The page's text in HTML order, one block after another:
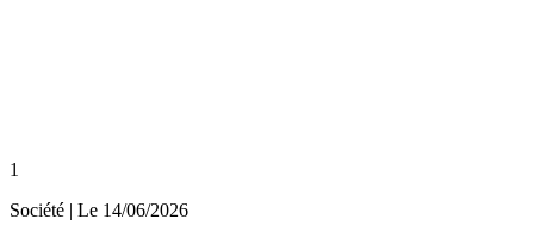
1
Société | Le 14/06/2026